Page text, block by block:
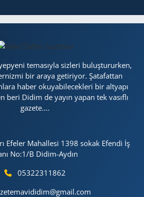
temasıyla sizleri buluştururken,
bir araya getiriyor. Şatafattan
haber okuyabilecekleri bir altyapı
beri Didim de yayın yapan tek vasıflı
gazete....
Efeler Mahallesi 1398 sokak Efendi İş
No:1/B Didim-Aydın
05322311862